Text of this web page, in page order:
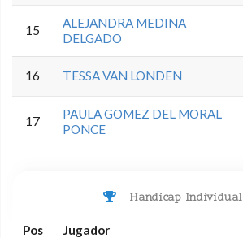
15
ALEJANDRA MEDINA
DELGADO
16 TESSA VAN LONDEN
17
PAULA GOMEZ DEL MORAL
PONCE
Handicap Individual
Pos Jugador